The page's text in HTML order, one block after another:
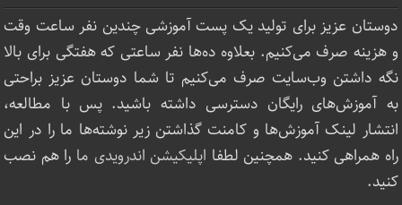
دوستان عزیز برای تولید یک پست آموزشی چندین نفر ساعت‌ وقت
و هزینه صرف می‌کنیم. بعلاوه ده‌ها نفر ساعتی که هفتگی برای بالا
نگه داشتن وب‌سایت صرف ‌می‌کنیم تا شما دوستان عزیز براحتی
به آموزش‌های رایگان دسترسی داشته باشید. پس با مطالعه،
انتشار لینک‌ آموزش‌ها و کامنت گذاشتن زیر نوشته‌‌ها ما را در این
راه همراهی کنید. همچنین لطفا اپلیکیشن اندرویدی ما را هم نصب
کنید.